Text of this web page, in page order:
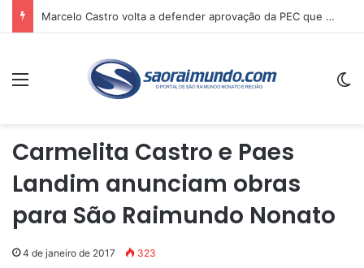
Marcelo Castro volta a defender aprovação da PEC que acaba com a escala 6×1 e avalia clima no Senado
Menu
Carmelita Castro e Paes
Landim anunciam obras
para São Raimundo Nonato
4 de janeiro de 2017 323